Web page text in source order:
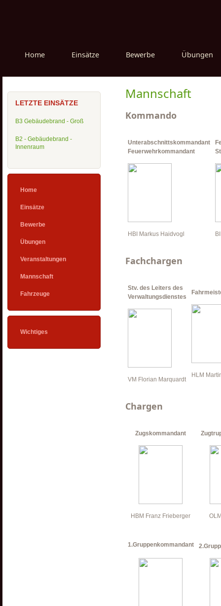
Home Einsätze Bewerbe Übungen
Mannschaft
Kommando
Unterabschnittskommandant
Feuerwehrkommandant
HBI Markus Haidvogl
Fachchargen
Stv. des Leiters des
Verwaltungsdienstes
VM Florian Marquardt
HLM
Chargen
Zugskommandant
HBM Franz Frieberger
1.Gruppenkommandant
LETZTE EINSÄTZE
B3 Gebäudebrand - Groß
B2 - Gebäudebrand -
Innenraum
Home
Einsätze
Bewerbe
Übungen
Veranstaltungen
Mannschaft
Fahrzeuge
Wichtiges